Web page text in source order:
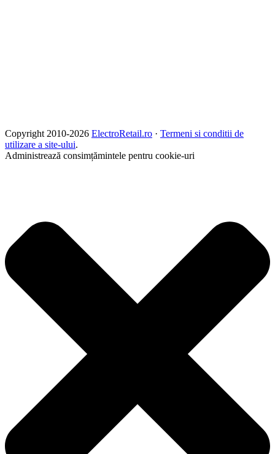
Copyright 2010-2026 ElectroRetail.ro · Termeni si conditii de
utilizare a site-ului.
Administrează consimțămintele pentru cookie-uri